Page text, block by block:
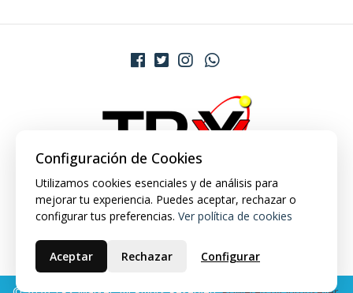
Configuración de Cookies
Utilizamos cookies esenciales y de análisis para
mejorar tu experiencia. Puedes aceptar, rechazar o
configurar tus preferencias. Ver política de cookies
Aceptar Rechazar Configurar